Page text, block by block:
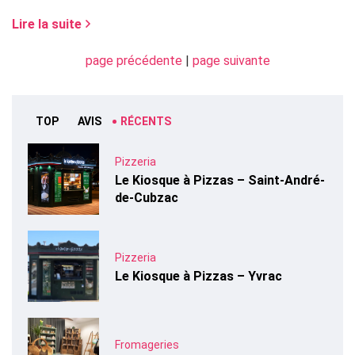
Lire la suite
page précédente page suivante
TOP AVIS RÉCENTS
Pizzeria
Le Kiosque à Pizzas – Saint-André-
de-Cubzac
Pizzeria
Le Kiosque à Pizzas – Yvrac
Fromageries